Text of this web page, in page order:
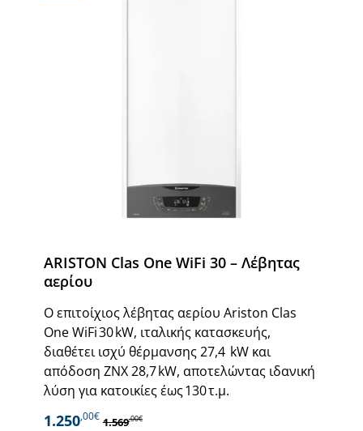
ARISTON Clas One WiFi 30 – Λέβητας
αερίου
Ο επιτοίχιος λέβητας αερίου Ariston Clas
One WiFi 30 kW, ιταλικής κατασκευής,
διαθέτει ισχύ θέρμανσης 27,4 kW και
απόδοση ΖΝΧ 28,7 kW, αποτελώντας ιδανική
λύση για κατοικίες έως 130 τ.μ.
1.250,00€ 1.569,00€